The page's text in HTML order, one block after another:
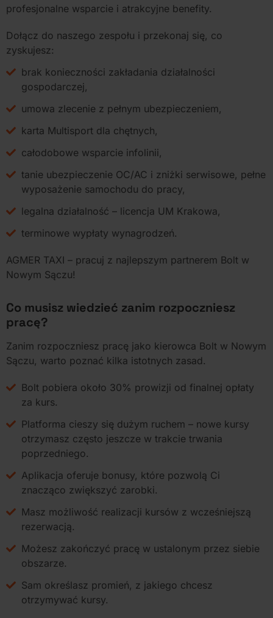
profesjonalne wsparcie i atrakcyjne benefity.
Dołącz do naszego zespołu i przekonaj się, co
zyskujesz:
brak konieczności zakładania działalności
gospodarczej,
umowa zlecenie z pełnym ubezpieczeniem,
karta Multisport dla chętnych,
całodobowe wsparcie infolinii,
tanie ubezpieczenie OC/AC i zniżki serwisowe, pełne
wyposażenie samochodu do pracy,
legalna działalność – licencja UM Krakowa,
terminowe wypłaty wynagrodzeń.
AGMER TAXI – pracuj z najlepszym partnerem Bolt w
Nowym Sączu!
Co musisz wiedzieć zanim rozpoczniesz
pracę?
Zanim rozpoczniesz pracę jako kierowca Bolt w Nowym
Sączu, warto poznać kilka istotnych zasad.
Bolt pobiera około 30% prowizji od finalnej opłaty
za kurs.
Platforma cieszy się dużym ruchem – nowe kursy
otrzymasz często jeszcze w trakcie trwania
poprzedniego.
Aplikacja oferuje bonusy, które pozwolą Ci
znacząco zwiększyć zarobki.
Masz możliwość realizacji kursów z wcześniejszą
rezerwacją.
Możesz zakończyć pracę w ustalonym przez siebie
obszarze.
Sam określasz promień, z jakiego chcesz
otrzymywać kursy.